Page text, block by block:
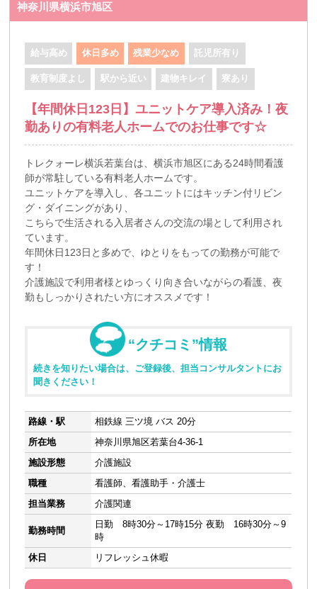
神奈川県横浜市旭区
給与高め 休日多め 残業少なめ 託児所有り
教育制度よし 駅から近い 建物キレイ 寮あり
【年間休日123日】ユニットケア導入済み！夜
勤ありの有料老人ホームでのお仕事です☆
トレクォーレ横浜若葉台は、横浜市旭区にある24時間看護
師が常駐している有料老人ホームです。
ユニットケアを導入し、各ユニットにはキッチン付リビン
グ・ダイニングがあり、
こちらで生活される入居者さんの交流の場として利用され
ています。
年間休日123日と多めで、ゆとりをもっての勤務が可能で
す！
介護施設で利用者様とゆっくり向き合いながらの看護、夜
勤もしっかりされたい方にオススメです！
“クチコミ”情報
続きを知りたい場合は、ご登録後、担当コンサルタントにお
聞きください！
路線・駅
相鉄線 三ツ境 バス 20分
所在地
神奈川県旭区若葉台4-36-1
施設形態
介護施設
職種
看護師、看護助手・介護士
担当業務
介護関連
勤務時間
日勤 8時30分～17時15分 夜勤 16時30分～9
時
休日
リフレッシュ休暇